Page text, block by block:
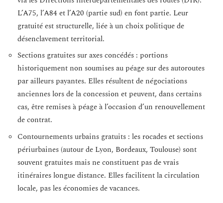
L’A75, l’A84 et l’A20 (partie sud) en font partie. Leur
gratuité est structurelle, liée à un choix politique de
désenclavement territorial.
Sections gratuites sur axes concédés : portions
historiquement non soumises au péage sur des autoroutes
par ailleurs payantes. Elles résultent de négociations
anciennes lors de la concession et peuvent, dans certains
cas, être remises à péage à l’occasion d’un renouvellement
de contrat.
Contournements urbains gratuits : les rocades et sections
périurbaines (autour de Lyon, Bordeaux, Toulouse) sont
souvent gratuites mais ne constituent pas de vrais
itinéraires longue distance. Elles facilitent la circulation
locale, pas les économies de vacances.